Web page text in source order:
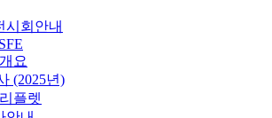
시회안내
요
(2025년)
플렛